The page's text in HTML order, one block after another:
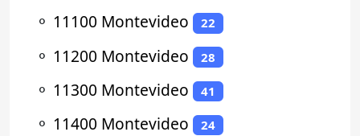
⚬ 11100 Montevideo 22
⚬ 11200 Montevideo 28
⚬ 11300 Montevideo 41
⚬ 11400 Montevideo 24